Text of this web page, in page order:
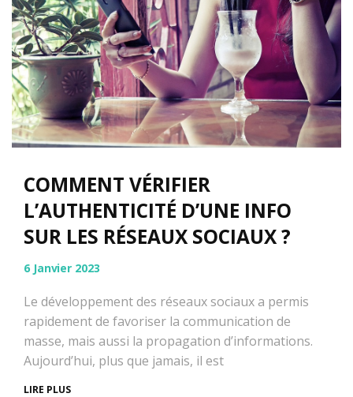
COMMENT VÉRIFIER
L’AUTHENTICITÉ D’UNE INFO
SUR LES RÉSEAUX SOCIAUX ?
6 Janvier 2023
Le développement des réseaux sociaux a permis
rapidement de favoriser la communication de
masse, mais aussi la propagation d’informations.
Aujourd’hui, plus que jamais, il est
LIRE PLUS